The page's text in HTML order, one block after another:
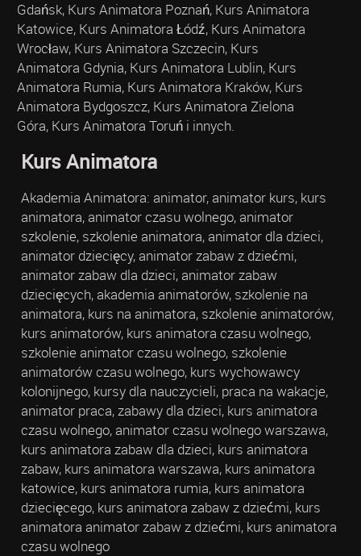
Gdańsk, Kurs Animatora Poznań, Kurs Animatora
Katowice, Kurs Animatora Łódź, Kurs Animatora
Wrocław, Kurs Animatora Szczecin, Kurs
Animatora Gdynia, Kurs Animatora Lublin, Kurs
Animatora Rumia, Kurs Animatora Kraków, Kurs
Animatora Bydgoszcz, Kurs Animatora Zielona
Góra, Kurs Animatora Toruń i innych.
Kurs Animatora
Akademia Animatora: animator, animator kurs, kurs
animatora, animator czasu wolnego, animator
szkolenie, szkolenie animatora, animator dla dzieci,
animator dziecięcy, animator zabaw z dziećmi,
animator zabaw dla dzieci, animator zabaw
dziecięcych, akademia animatorów, szkolenie na
animatora, kurs na animatora, szkolenie animatorów,
kurs animatorów, kurs animatora czasu wolnego,
szkolenie animator czasu wolnego, szkolenie
animatorów czasu wolnego, kurs wychowawcy
kolonijnego, kursy dla nauczycieli, praca na wakacje,
animator praca, zabawy dla dzieci, kurs animatora
czasu wolnego, animator czasu wolnego warszawa,
kurs animatora zabaw dla dzieci, kurs animatora
zabaw, kurs animatora warszawa, kurs animatora
katowice, kurs animatora rumia, kurs animatora
dziecięcego, kurs animatora zabaw z dziećmi, kurs
animatora animator zabaw z dziećmi, kurs animatora
czasu wolnego